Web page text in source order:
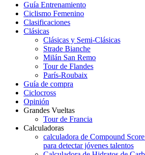
Guía Entrenamiento
Ciclismo Femenino
Clasificaciones
Clásicas
Clásicas y Semi-Clásicas
Strade Bianche
Milán San Remo
Tour de Flandes
París-Roubaix
Guía de compra
Ciclocross
Opinión
Grandes Vueltas
Tour de Francia
Calculadoras
calculadora de Compound
para detectar jóvenes talentos